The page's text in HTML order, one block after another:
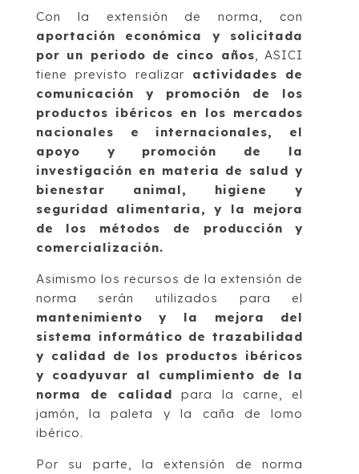
Con la extensión de norma, con
aportación económica y solicitada
por un periodo de cinco años , ASICI
tiene previsto realizar actividades de
comunicación y promoción de los
productos ibéricos en los mercados
nacionales e internacionales, el
apoyo y promoción de la
investigación en materia de salud y
bienestar animal, higiene y
seguridad alimentaria, y la mejora
de los métodos de producción y
comercialización.
Asimismo los recursos de la extensión de
norma serán utilizados para el
mantenimiento y la mejora del
sistema informático de trazabilidad
y calidad de los productos ibéricos
y coadyuvar al cumplimiento de la
norma de calidad para la carne, el
jamón, la paleta y la caña de lomo
ibérico.
Por su parte, la extensión de norma